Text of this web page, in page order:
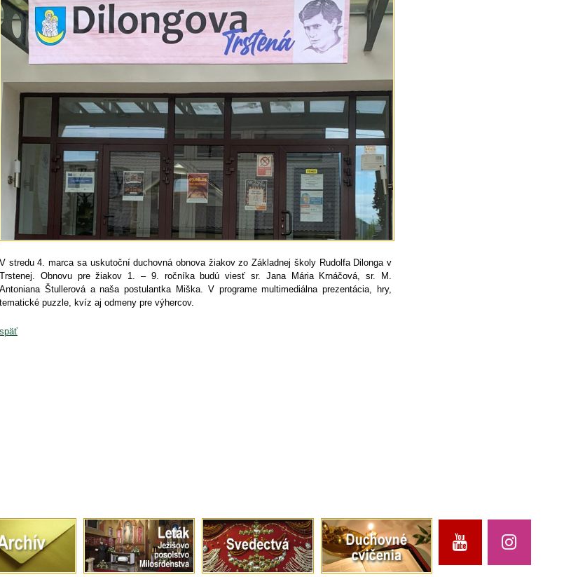
V stredu 4. marca sa uskutoční duchovná obnova žiakov zo Základnej školy Rudolfa Dilonga v
Trstenej. Obnovu pre žiakov 1. – 9. ročníka budú viesť sr. Jana Mária Krnáčová, sr. M.
Antoniana Štullerová a naša postulantka Miška. V programe multimediálna prezentácia, hry,
tematické puzzle, kvíz aj odmeny pre výhercov.
späť